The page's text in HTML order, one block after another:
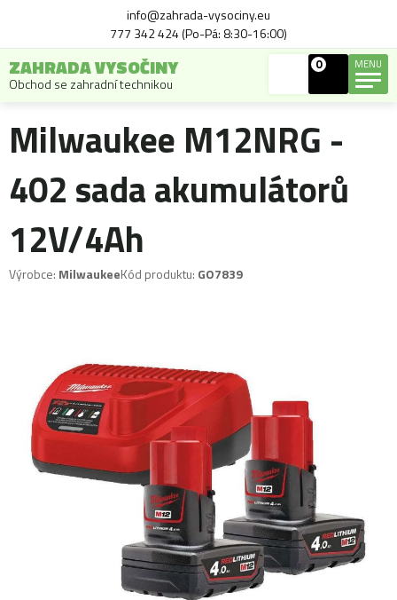
info@zahrada-vysociny.eu
777 342 424 (Po-Pá: 8:30-16:00)
ZAHRADA VYSOČINY
Obchod se zahradní technikou
0 MENU
Milwaukee M12NRG -
402 sada akumulátorů
12V/4Ah
Výrobce: MilwaukeeKód produktu: GO7839